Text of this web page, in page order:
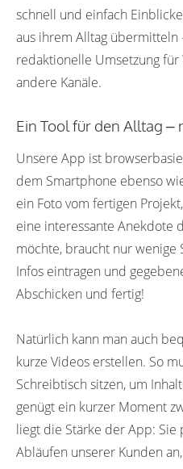
schnell und einfach
aus ihrem Alltag
redaktionelle Umsetzung
andere Kanäle.
Ein Tool für den Alltag –
Unsere App ist
dem Smartphone ebenso
ein Foto vom fertigen
eine interessante Anekdote
möchte, braucht nur wenige
Infos eintragen und
Abschicken und fertig!
Natürlich kann man auch
kurze Videos erstellen. So
Schreibtisch sitzen, um
genügt ein kurzer Moment
liegt die Stärke der App: Sie
Abläufen unserer Kunden